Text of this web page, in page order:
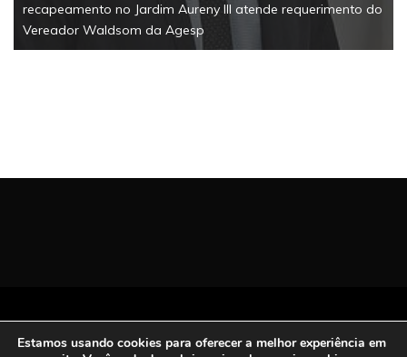
do
Todos os Direitos Reservados | San Carlos FM
2021.
Estamos usando cookies para oferecer a melhor experiência em